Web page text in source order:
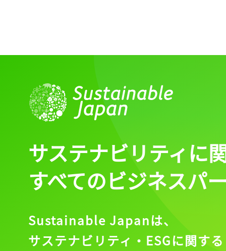
サステナビリティに
すべてのビジネスパ
Sustainable Japanは、
サステナビリティ・ESGに関する